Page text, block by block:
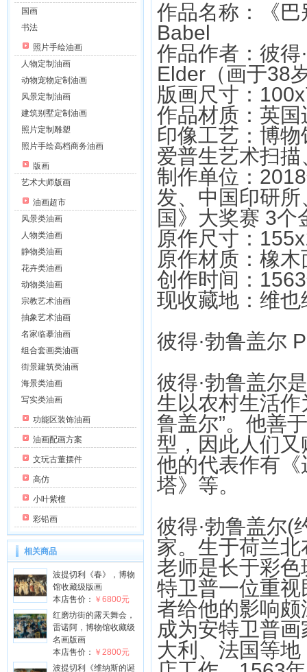
国画
书法
照片手绘油画
人物定制油画
动物宠物定制油画
风景定制油画
建筑别墅定制油画
照片定制雕塑
照片手绘高档商务油画
版画
艺术大师版画
油画超市
风景类油画
人物类油画
静物类油画
花卉类油画
动物类油画
宗教艺术油画
抽象艺术油画
名家临摹油画
组合套画类油画
街景建筑类油画
海景类油画
写实类油画
功能区装饰油画
油画配画方案
文玩古董摆件
高仿
小叶紫檀
彩铅画
相关商品
波提切利《春》，博物
馆收藏级版画
本店售价： ￥6800元
红磨坊街的露天舞会，
雷诺阿，博物馆收藏级
名画版画
本店售价： ￥2800元
波提切利《维纳斯的诞
作品名称：《
Babel
作品作者：彼
Elder（画于38
版画尺寸：
作品材质：英
印像工艺：博
爱普生艺术扫描
制作单位：
发、中国印研
国》大奖赛 3个
原作尺寸：
原作材质：橡木
创作时间：
现收藏地：维
彼得·勃鲁盖尔
彼得·勃鲁盖尔
生以农村生活作
鲁盖尔”。他善
型，因此人们又
他的代表作有
塔》等。
彼得·勃鲁盖尔(
家。生于荷兰
老师是长于彩色
特卫普一位重
者给他的影响
成为安特卫普
大利、法国等